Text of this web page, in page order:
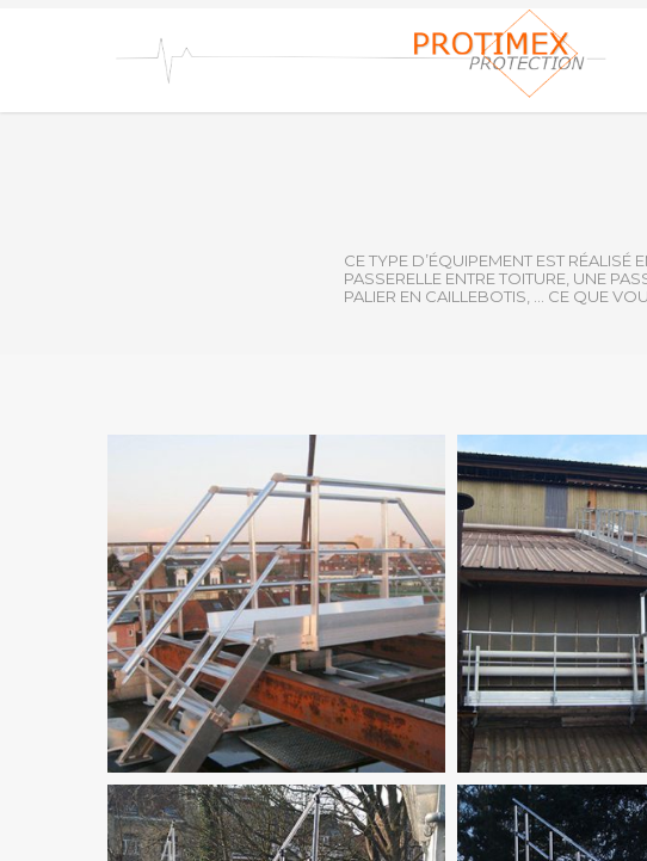
CE TYPE D’ÉQUIPEMENT EST RÉALISÉ
PASSERELLE ENTRE TOITURE, UNE
PALIER EN CAILLEBOTIS, … CE QUE
-
ACCES
TOEGANG
-
ACCES
TOEGANG
-
ACCES